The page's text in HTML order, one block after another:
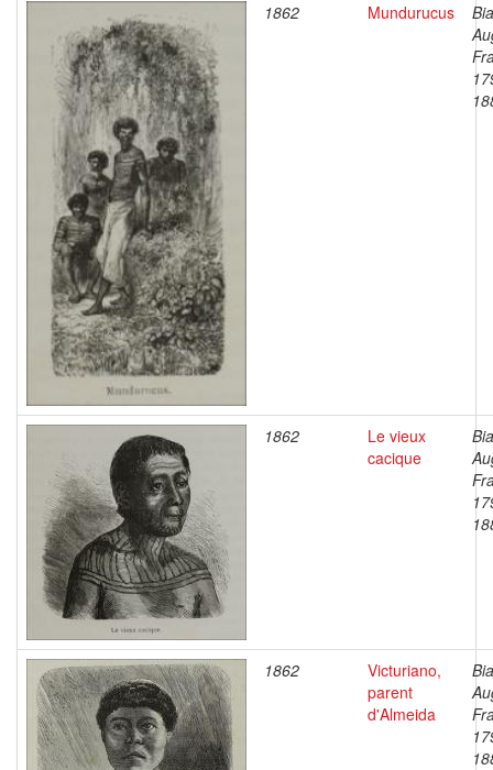
1862 Mundurucus
1862
Le vieux
cacique
1862
Victuriano,
parent
d'Almeida